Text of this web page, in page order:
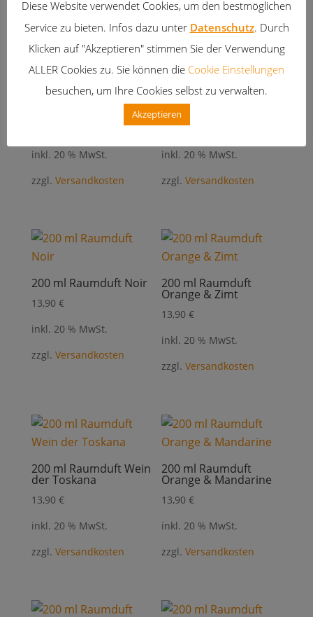
200 ml Raumduft
inkl. 20 % MwSt.
zzgl. Versandkosten
200 ml Raumduft
Lavendel
13,90€
inkl. 20 % MwSt.
zzgl.Versandkosten
200 ml Raumduft Noir
13,90 €
inkl. 20 % MwSt.
zzgl. Versandkosten
200 ml Raumduft
Orange & Zimt
13,90€
inkl. 20 % MwSt.
zzgl.Versandkosten
200 ml Raumduft Wein
der Toskana
13,90 €
inkl. 20 % MwSt.
zzgl. Versandkosten
200 ml Raumduft
Orange & Mandarine
13,90€
inkl. 20 % MwSt.
zzgl.Versandkosten
Diese Website verwendet Cookies, um den bestmöglichen
Service zu bieten. Infos dazu unter Datenschutz. Durch
Klicken auf "Akzeptieren" stimmen Sie der Verwendung
ALLER Cookies zu. Sie können die Cookie Einstellungen
besuchen, um Ihre Cookies selbst zu verwalten.
Akzeptieren